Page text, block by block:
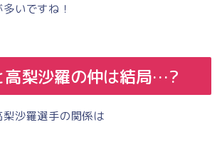
いですね！
高梨沙羅の仲は結局…?
沙羅選手の関係は